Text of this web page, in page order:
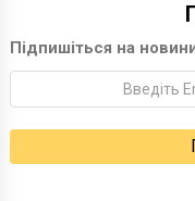
Підпишіться на